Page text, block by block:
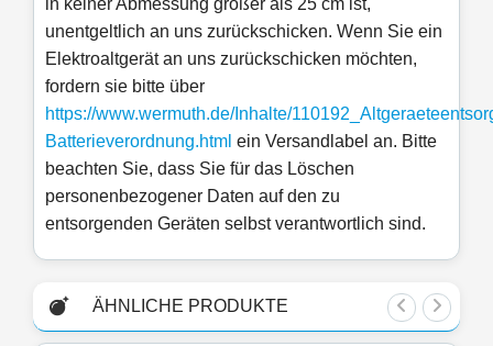
unentgeltlich an uns zurückschicken. Wenn Sie ein
Elektroaltgerät an uns zurückschicken möchten,
fordern sie bitte über
https://www.wermuth.de/Inhalte/
Batterieverordnung.html ein Versandlabel an. Bitte
beachten Sie, dass Sie für das Löschen
personenbezogener Daten auf den zu
entsorgenden Geräten selbst verantwortlich sind.
ÄHNLICHE PRODUKTE